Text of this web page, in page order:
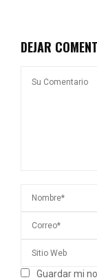
DEJAR
Guardar mi